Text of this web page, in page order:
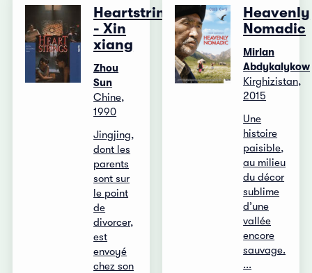
Heartstrings
- Xin
xiang
Zhou
Sun
Chine,
1990
Jingjing,
dont les
parents
sont sur
le point
de
divorcer,
est
envoyé
chez son
Heavenly
Nomadic
Mirlan
Abdykalykow
Kirghizistan,
2015
Une
histoire
paisible,
au milieu
du décor
sublime
d’une
vallée
encore
sauvage.
...